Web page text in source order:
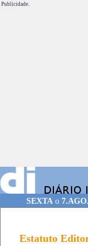
Publicidade.
SEXTA o
Estatuto